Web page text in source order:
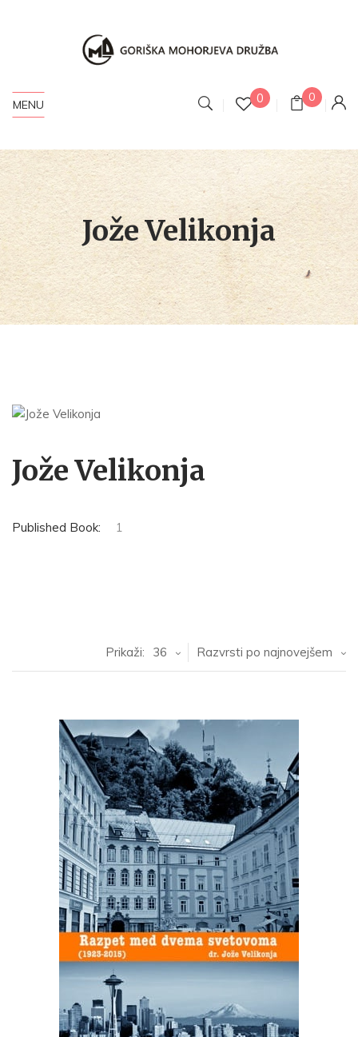
MENU 0 0
Jože Velikonja
Jože Velikonja
Published Book: 1
Razvrsti po najnovejšem
Prikaži: 36